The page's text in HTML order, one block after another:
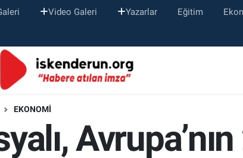
Video Galeri Yazarlar Eğitim
EKONOMI